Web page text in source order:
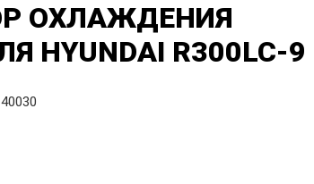
ОХЛАЖДЕНИЯ
HYUNDAI R300LC-9